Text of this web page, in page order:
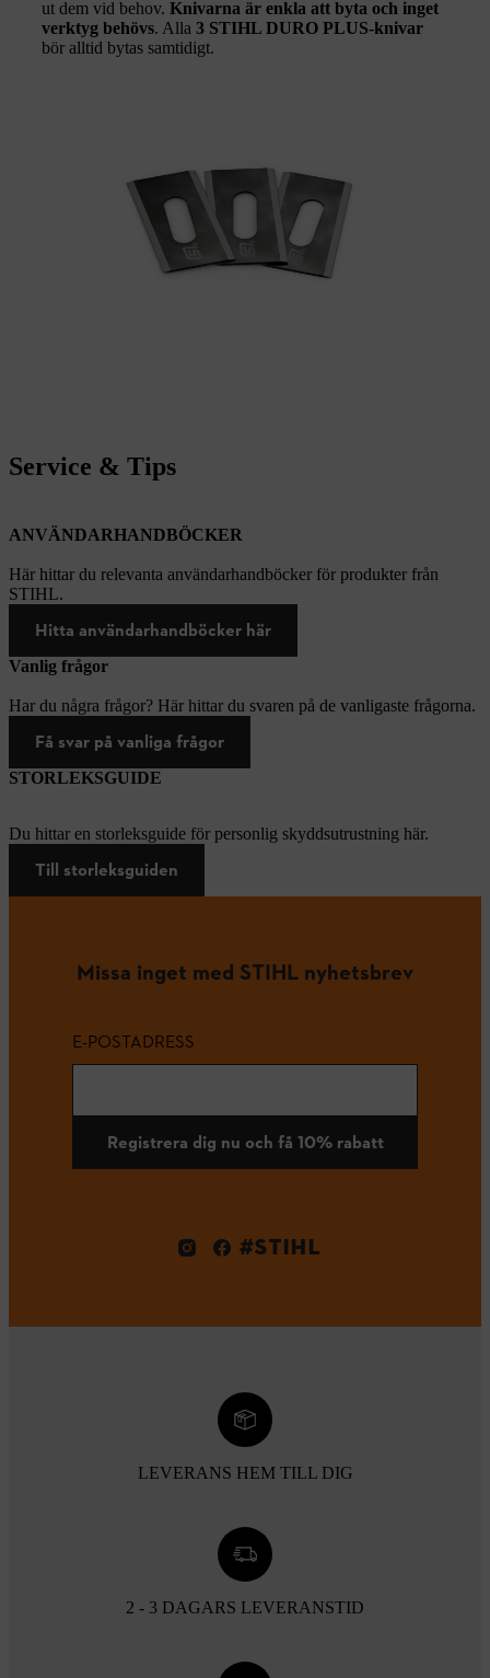
ut dem vid behov. Knivarna är enkla att byta och inget
verktyg behövs. Alla 3 STIHL DURO PLUS-knivar
bör alltid bytas samtidigt.
Service & Tips
ANVÄNDARHANDBÖCKER
Här hittar du relevanta användarhandböcker för produkter från
STIHL.
Hitta användarhandböcker här
Vanlig frågor
Har du några frågor? Här hittar du svaren på de vanligaste frågorna.
Få svar på vanliga frågor
STORLEKSGUIDE
Du hittar en storleksguide för personlig skyddsutrustning här.
Till storleksguiden
Missa inget med STIHL nyhetsbrev
E-POSTADRESS
Registrera dig nu och få 10% rabatt
#STIHL
LEVERANS HEM TILL DIG
2 - 3 DAGARS LEVERANSTID